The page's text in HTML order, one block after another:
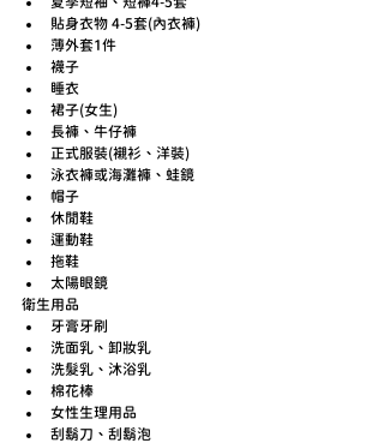
貼身衣物 4-5套(內衣褲)
薄外套1件
襪子
睡衣
裙子(女生)
長褲、牛仔褲
正式服裝(襯衫、洋裝)
泳衣褲或海灘褲、蛙鏡
帽子
休閒鞋
運動鞋
拖鞋
太陽眼鏡
衛生用品
牙膏牙刷
洗面乳、卸妝乳
洗髮乳、沐浴乳
棉花棒
女性生理用品
刮鬍刀、刮鬍泡